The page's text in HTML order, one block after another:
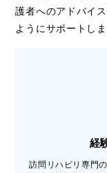
護者へのアドバイ
ようにサポートしま
経
訪問リハビリ専門